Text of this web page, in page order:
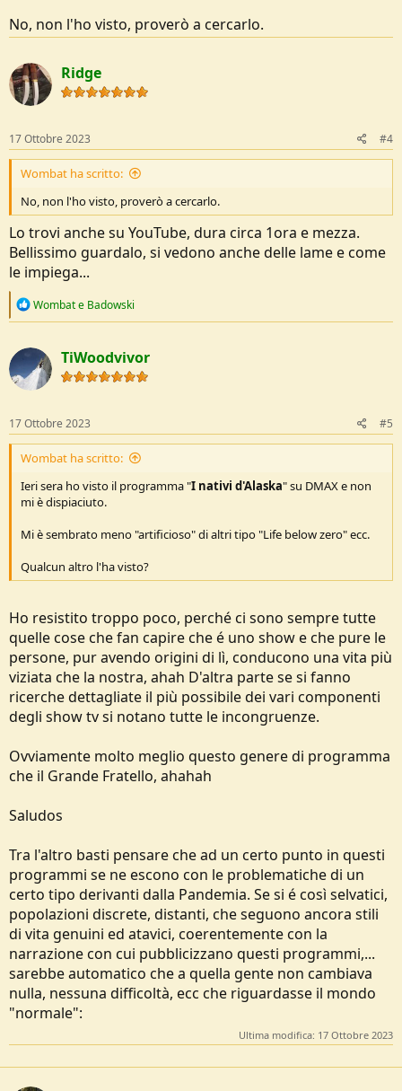
No, non l'ho visto, proverò a cercarlo.
Ridge
17 Ottobre 2023 #4
Wombat ha scritto:
No, non l'ho visto, proverò a cercarlo.
Lo trovi anche su YouTube, dura circa 1ora e mezza.
Bellissimo guardalo, si vedono anche delle lame e come
le impiega...
R
c
t
i
o
s
:
Wombate Badowski
TiWoodvivor
17 Ottobre 2023 #5
Wombat ha scritto:
Ieri sera ho visto il programma "I nativi d'Alaska" su DMAX e non
mi è dispiaciuto.
Mi è sembrato meno "artificioso" di altri tipo "Life below zero" ecc.
Qualcun altro l'ha visto?
Ho resistito troppo poco, perché ci sono sempre tutte
quelle cose che fan capire che é uno show e che pure le
persone, pur avendo origini di lì, conducono una vita più
viziata che la nostra, ahah D'altra parte se si fanno
ricerche dettagliate il più possibile dei vari componenti
degli show tv si notano tutte le incongruenze.
Ovviamente molto meglio questo genere di programma
che il Grande Fratello, ahahah
Saludos
Tra l'altro basti pensare che ad un certo punto in questi
programmi se ne escono con le problematiche di un
certo tipo derivanti dalla Pandemia. Se si é così selvatici,
popolazioni discrete, distanti, che seguono ancora stili
di vita genuini ed atavici, coerentemente con la
narrazione con cui pubblicizzano questi programmi,...
sarebbe automatico che a quella gente non cambiava
nulla, nessuna difficoltà, ecc che riguardasse il mondo
"normale":
Ultima modifica: 17 Ottobre 2023